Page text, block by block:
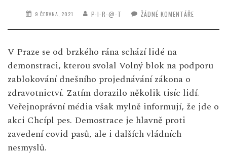
9 ČERVNA, 2021 P-I-R-@-T ŽÁDNÉ KOMENTÁŘE
V Praze se od brzkého rána schází lidé na
demonstraci, kterou svolal Volný blok na podporu
zablokování dnešního projednávání zákona o
zdravotnictví. Zatím dorazilo několik tisíc lidí.
Veřejnoprávní média však mylně informují, že jde o
akci Chcípl pes. Demostrace je hlavně proti
zavedení covid pasů, ale i dalších vládních
nesmyslů.